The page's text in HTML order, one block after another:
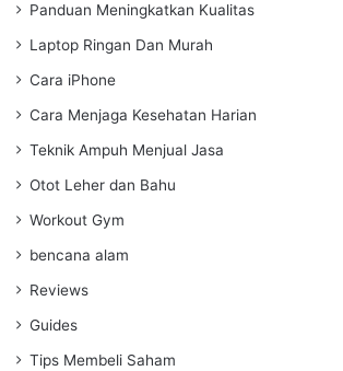
Panduan Meningkatkan Kualitas
Laptop Ringan Dan Murah
Cara iPhone
Cara Menjaga Kesehatan Harian
Teknik Ampuh Menjual Jasa
Otot Leher dan Bahu
Workout Gym
bencana alam
Reviews
Guides
Tips Membeli Saham